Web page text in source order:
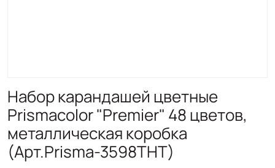
Набор карандашей цветные
Prismacolor "Premier" 48 цветов,
металлическая коробка
(Арт.Prisma-3598THT)